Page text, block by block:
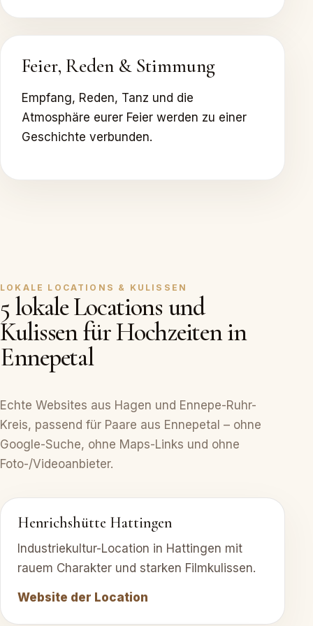
Feier, Reden & Stimmung
Empfang, Reden, Tanz und die
Atmosphäre eurer Feier werden zu einer
Geschichte verbunden.
LOKALE LOCATIONS & KULISSEN
5 lokale Locations und
Kulissen für Hochzeiten in
Ennepetal
Echte Websites aus Hagen und Ennepe-Ruhr-
Kreis, passend für Paare aus Ennepetal – ohne
Google-Suche, ohne Maps-Links und ohne
Foto-/Videoanbieter.
Henrichshütte Hattingen
Industriekultur-Location in Hattingen mit
rauem Charakter und starken Filmkulissen.
Website der Location